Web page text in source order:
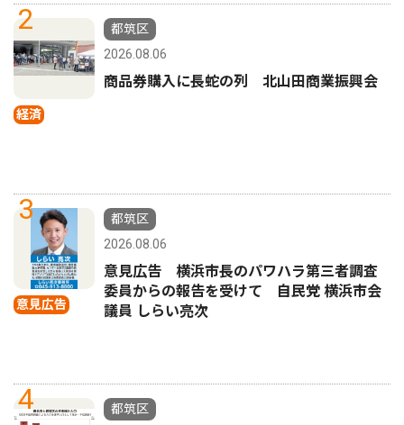
2
経済
都筑区
2026.08.06
商品券購入に長蛇の列 北山田商業振興会
3
意見広告
都筑区
2026.08.06
意見広告 横浜市長のパワハラ第三者調査
委員からの報告を受けて 自民党 横浜市会
議員 しらい亮次
4
都筑区